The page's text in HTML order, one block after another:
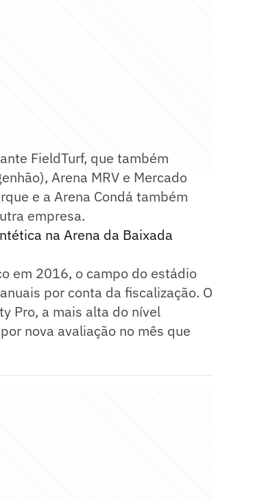
FieldTurf, que também
Arena MRV e Mercado
e a Arena Condá também
empresa.
na Arena da Baixada
em 2016, o campo do estádio
por conta da fiscalização. O
Pro, a mais alta do nível
nova avaliação no mês que